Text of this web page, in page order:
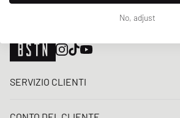
SERVIZIO CLIENTI
No, adjust